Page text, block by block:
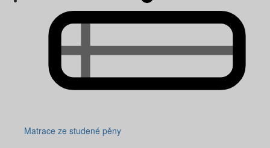
Matrace ze studené pěny